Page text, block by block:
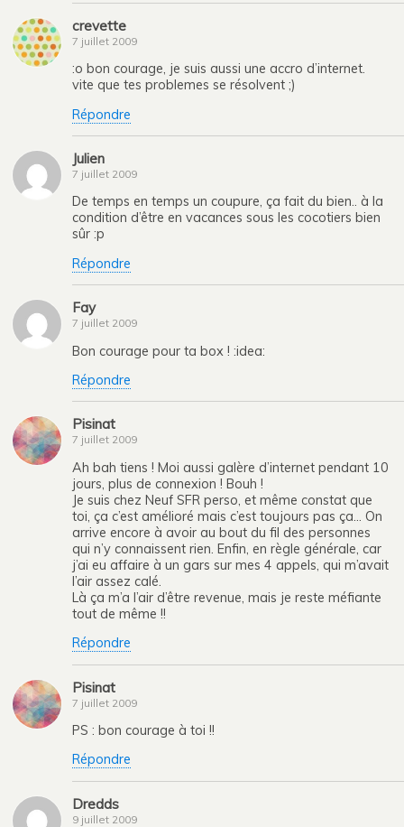
crevette
7 juillet 2009
:o bon courage, je suis aussi une accro d’internet.
vite que tes problemes se résolvent ;)
Répondre
Julien
7 juillet 2009
De temps en temps un coupure, ça fait du bien.. à la
condition d’être en vacances sous les cocotiers bien
sûr :p
Répondre
Fay
7 juillet 2009
Bon courage pour ta box ! :idea:
Répondre
Pisinat
7 juillet 2009
Ah bah tiens ! Moi aussi galère d’internet pendant 10
jours, plus de connexion ! Bouh !
Je suis chez Neuf SFR perso, et même constat que
toi, ça c’est amélioré mais c’est toujours pas ça… On
arrive encore à avoir au bout du fil des personnes
qui n’y connaissent rien. Enfin, en règle générale, car
j’ai eu affaire à un gars sur mes 4 appels, qui m’avait
l’air assez calé.
Là ça m’a l’air d’être revenue, mais je reste méfiante
tout de même !!
Répondre
Pisinat
7 juillet 2009
PS : bon courage à toi !!
Répondre
Dredds
9 juillet 2009